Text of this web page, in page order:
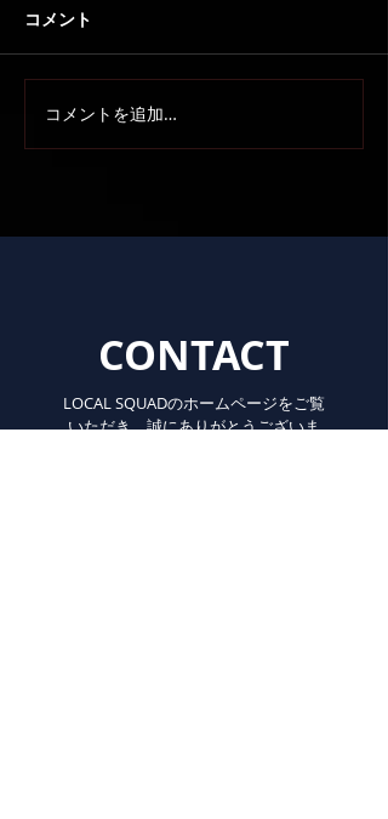
コメント
コメントを追加…
CONTACT
LOCAL SQUADのホームページをご覧
いただき、誠にありがとうございま